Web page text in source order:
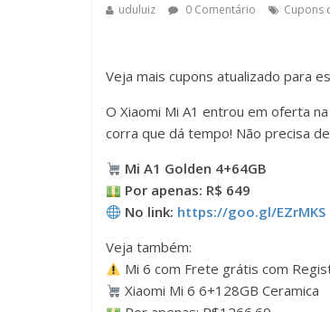
uduluiz 0 Comentário Cupons
Veja mais cupons atualizado para
O Xiaomi Mi A1 entrou em oferta
corra que dá tempo! Não precisa
Mi A1 Golden 4+64GB
Por apenas: R$ 649
No link: https://goo.gl/EZrMKS
Veja também:
Mi 6 com Frete grátis com
Xiaomi Mi 6 6+128GB Ceramica